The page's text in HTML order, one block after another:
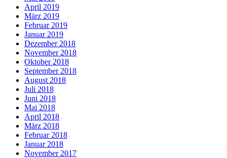
April 2019
März 2019
Februar 2019
Januar 2019
Dezember 2018
November 2018
Oktober 2018
September 2018
August 2018
Juli 2018
Juni 2018
Mai 2018
April 2018
März 2018
Februar 2018
Januar 2018
November 2017